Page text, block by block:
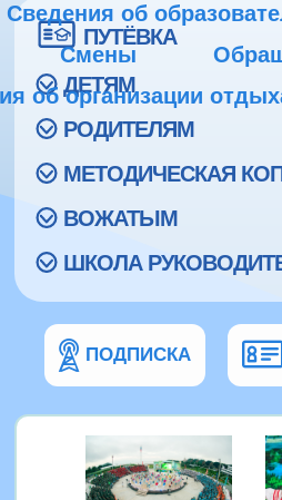
Сведения об
Смены
об организации
ПУТЁВКА
ДЕТЯМ
РОДИТЕЛЯМ
МЕТОДИЧЕСКАЯ
ВОЖАТЫМ
ШКОЛА
ПОДПИСКА